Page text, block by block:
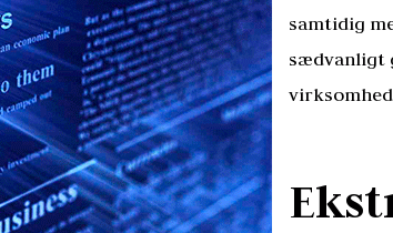
samtidig
sædvanligt